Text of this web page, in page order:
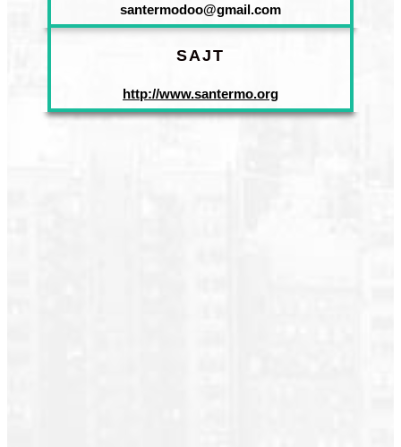
santermodoo@gmail.com
SAJT
http://www.santermo.org